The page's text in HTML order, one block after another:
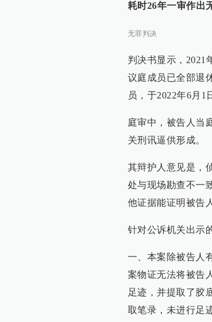
耗时26年一审作出
无罪判决
判决书显示，2021
议庭成员已全部退
员，于2022年6月1
庭审中，被告人当
关刑讯逼供形成。
其辩护人意见是，
处与现场勘查不一
他证据能证明被告
针对公诉机关出示
一、本案除被告人
案物证无法将被告
足迹，并提取了胶
取笔录，未进行足